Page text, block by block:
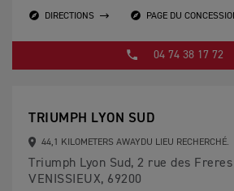
DIRECTIONS PAGE DU
04 74 38 17 72
TRIUMPH LYON SUD
44,1 KILOMETERS AWAYDU LIEU RECHERCHÉ.
Triumph Lyon Sud, 2 rue des
VENISSIEUX, 69200